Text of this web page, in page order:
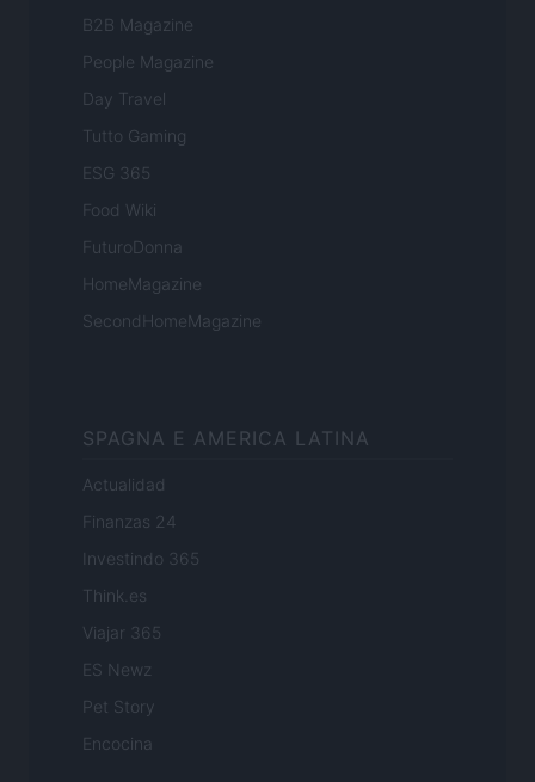
B2B Magazine
People Magazine
Day Travel
Tutto Gaming
ESG 365
Food Wiki
FuturoDonna
HomeMagazine
SecondHomeMagazine
SPAGNA E AMERICA LATINA
Actualidad
Finanzas 24
Investindo 365
Think.es
Viajar 365
ES Newz
Pet Story
Encocina